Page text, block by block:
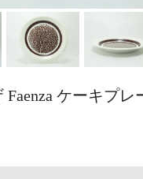
Faenza ケーキプレ